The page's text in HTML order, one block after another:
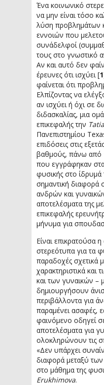
Ένα κοινωνικό
να μην είναι τόσο
λύση προβλημάτων
εννοιών που
συνάδελφοί
τους στο γνωστικό
Αν και αυτό δεν
έρευνες ότι ισχύει [1
φαίνεται ότι
Ελπίζοντας να
αν ισχύει ή όχι σε
διδασκαλίας, μια
επικεφαλής την
Πανεπιστημίου
επιδόσεις στις
βαθμούς, πάνω από
που εγγράφηκαν
φυσικής στο
σημαντική διαφορά
ανδρών και
αποτελέσματα της
επικεφαλής
μήνυμα για
Είναι επικρατούσα
στερεότυπα για τα
παραδοχές σχετικά
χαρακτηριστικά και
και των γυναικών –
δημιουργήσουν
περιβάλλοντα για
παραμένει ασαφές,
φαινόμενο οδηγεί
αποτελέσματα για
ολοκληρώνουν τις
«Δεν υπάρχει
διαφορά μεταξύ
στο μάθημα της
Erukhimova.